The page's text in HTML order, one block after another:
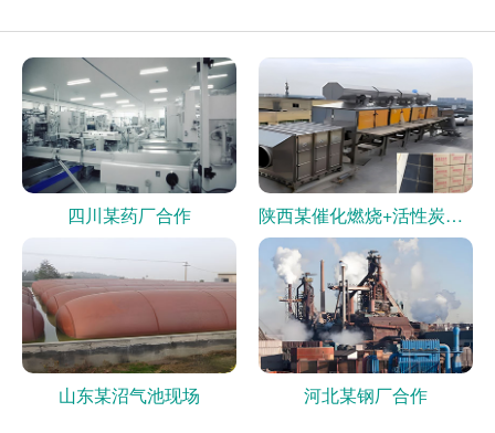
四川某药厂合作 陕西某催化燃烧+活性炭现场
山东某沼气池现场 河北某钢厂合作